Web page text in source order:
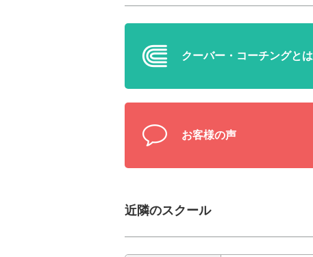
クーバー・ コーチングとは
お客様の声
近隣のスクール